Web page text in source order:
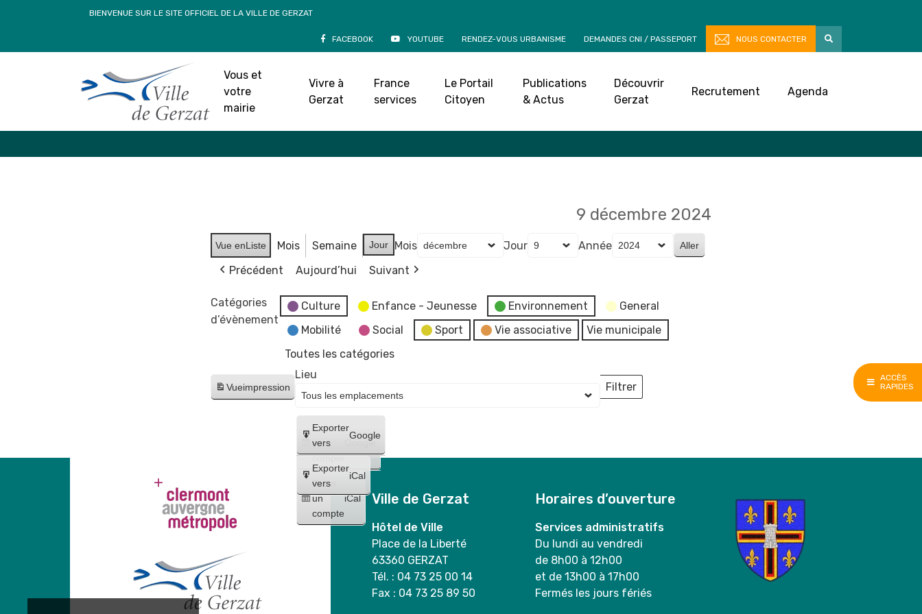
ACCÈS
RAPIDES
BIENVENUE SUR LE SITE OFFICIEL DE LA VILLE DE GERZAT
FACEBOOK YOUTUBE RENDEZ-VOUS URBANISME DEMANDES CNI / PASSEPORT NOUS CONTACTER
Vous et
votre
mairie
Vivre à
Gerzat
France
services
Le Portail
Citoyen
Publications
& Actus
Découvrir
Gerzat
Recrutement Agenda
Accueil»Agenda
9 décembre 2024
Vue enListe Mois Semaine Jour Mois Jour
Année
Précédent
Aujourd’hui Suivant
Catégories
d’évènement
Culture Enfance - Jeunesse Environnement
General
Mobilité
Social Sport Vie associative
Vie municipale
Toutes les catégories
Vueimpression
Créer
un
compte
Google
Créer
un
compte
iCal
Exporter
vers
Google
Exporter
vers
iCal
Lieu
Filtrer
Lieux
Ville de Gerzat
Hôtel de Ville
Place de la Liberté
63360 GERZAT
Tél. : 04 73 25 00 14
Fax : 04 73 25 89 50
Horaires d’ouverture
Services administratifs
Du lundi au vendredi
de 8h00 à 12h00
et de 13h00 à 17h00
Fermés les jours fériés